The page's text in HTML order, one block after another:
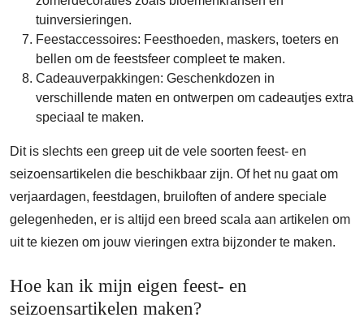
tuinversieringen.
Feestaccessoires: Feesthoeden, maskers, toeters en
bellen om de feestsfeer compleet te maken.
Cadeauverpakkingen: Geschenkdozen in
verschillende maten en ontwerpen om cadeautjes extra
speciaal te maken.
Dit is slechts een greep uit de vele soorten feest- en
seizoensartikelen die beschikbaar zijn. Of het nu gaat om
verjaardagen, feestdagen, bruiloften of andere speciale
gelegenheden, er is altijd een breed scala aan artikelen om
uit te kiezen om jouw vieringen extra bijzonder te maken.
Hoe kan ik mijn eigen feest- en
seizoensartikelen maken?